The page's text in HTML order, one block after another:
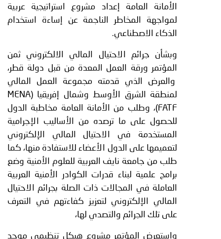
الأمانة العامة إعداد مشروع استراتيجية عربية
لمواجهة المخاطر الناجمة عن إساءة استخدام
الذكاء الاصطناعي.
وبشأن جرائم الاحتيال المالي الالكتروني ثمن
المؤتمر ورقة العمل المعدة من قبل دولة قطر،
والعرض الذي قدمته مجموعة العمل المالي
لمنطقة الشرق الأوسط وشمال إفريقيا ( MENA
)، وطلب من الأمانة العامة مخاطبة الدول
للحصول على ما ترصده من الأساليب الإجرامية
المستخدمة في الاحتيال المالي الإلكتروني
لتعميمها على الدول الأعضاء للاستفادة منها، كما
طلب من جامعة نايف العربية للعلوم الأمنية وضع
برامج علمية لبناء قدرات الكوادر الأمنية العربية
العاملة في المجالات ذات الصلة بجرائم الاحتيال
المالي الإلكتروني لتعزيز كفاءتهم في التعرف
على تلك الجرائم والتصدي لها،
واستعرض المؤتمر مشروع هيكل تنظيمي موحد